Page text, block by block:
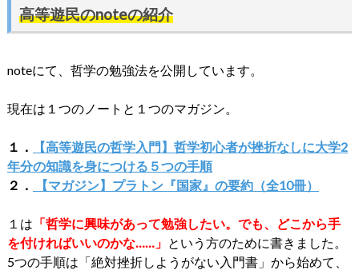
高等遊民のnoteの紹介
noteにて、哲学の勉強法を公開しています。
現在は１つのノートと１つのマガジン。
１．
【高等遊民の哲学入門】哲学初心者が挫折なしに大学2
年分の知識を身につける５つの手順
２．
【マガジン】プラトン『国家』の要約（全10冊）
１は 「哲学に興味があって勉強したい。でも、どこから手
を付ければいいのかな……」 という方のために書きました。
5つの手順は「絶対挫折しようがない入門書」から始めて、